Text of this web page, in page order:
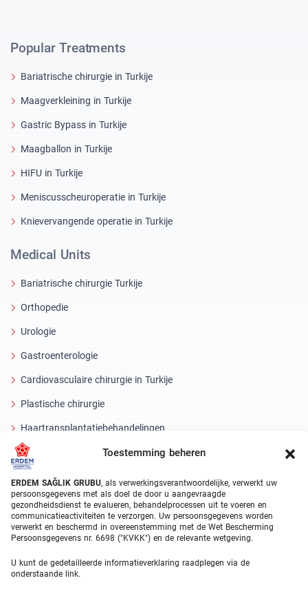
Toestemming beheren
ERDEM SAĞLIK GRUBU, als verwerkingsverantwoordelijke, verwerkt uw
persoonsgegevens met als doel de door u aangevraagde
gezondheidsdienst te evalueren, behandelprocessen uit te voeren en
communicatieactiviteiten te verzorgen. Uw persoonsgegevens worden
verwerkt en beschermd in overeenstemming met de Wet Bescherming
Persoonsgegevens nr. 6698 ("KVKK") en de relevante wetgeving.
U kunt de gedetailleerde informatieverklaring raadplegen via de
onderstaande link.
Popular Treatments
Bariatrische chirurgie in Turkije
Maagverkleining in Turkije
Gastric Bypass in Turkije
Maagballon in Turkije
HIFU in Turkije
Meniscusscheuroperatie in Turkije
Knievervangende operatie in Turkije
Medical Units
Bariatrische chirurgie Turkije
Orthopedie
Urologie
Gastroenterologie
Cardiovasculaire chirurgie in Turkije
Plastische chirurgie
Haartransplantatiebehandelingen
Tandheelkundige behandelingen Turkije
Laseroog
About Erdem
Over ons
Medische eenheden